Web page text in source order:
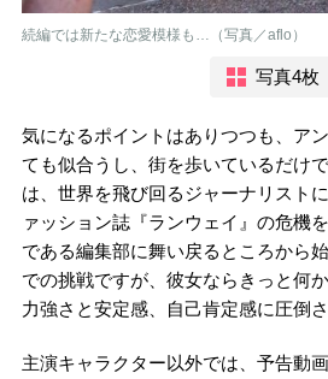
続編では新たな恋愛模様も…（写真／aflo）
写真4枚
気になるポイントはありつつも、ア
ても似合うし、街を歩いているだけ
は、世界を飛び回るジャーナリスト
ァッション誌『ランウェイ』の危機
である編集部に舞い戻るところから
での挑戦ですが、彼女ならきっと何
力強さと安定感、自己肯定感に圧倒さ
主演キャラクター以外では、予告動